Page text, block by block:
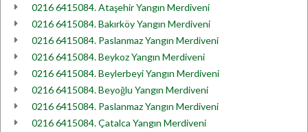
0216 6415084. Ataşehir Yangın Merdiveni
0216 6415084. Bakırköy Yangın Merdiveni
0216 6415084. Paslanmaz Yangın Merdiveni
0216 6415084. Beykoz Yangın Merdiveni
0216 6415084. Beylerbeyi Yangın Merdiveni
0216 6415084. Beyoğlu Yangın Merdiveni
0216 6415084. Paslanmaz Yangın Merdiveni
0216 6415084. Çatalca Yangın Merdiveni